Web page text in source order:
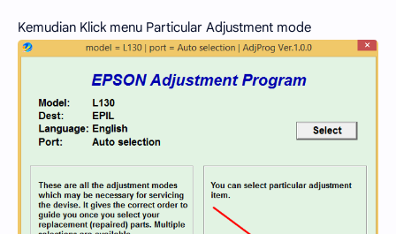
Kemudian Klick menu Particular Adjustment mode